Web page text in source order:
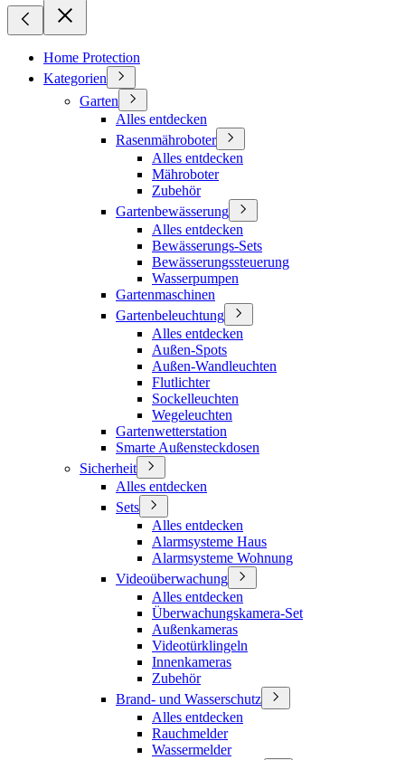
Home Protection
Kategorien
Garten
Alles entdecken
Rasenmähroboter
Alles entdecken
Mähroboter
Zubehör
Gartenbewässerung
Alles entdecken
Bewässerungs-Sets
Bewässerungssteuerung
Wasserpumpen
Gartenmaschinen
Gartenbeleuchtung
Alles entdecken
Außen-Spots
Außen-Wandleuchten
Flutlichter
Sockelleuchten
Wegeleuchten
Gartenwetterstation
Smarte Außensteckdosen
Sicherheit
Alles entdecken
Sets
Alles entdecken
Alarmsysteme Haus
Alarmsysteme Wohnung
Videoüberwachung
Alles entdecken
Überwachungskamera-Set
Außenkameras
Videotürklingeln
Innenkameras
Zubehör
Brand- und Wasserschutz
Alles entdecken
Rauchmelder
Wassermelder